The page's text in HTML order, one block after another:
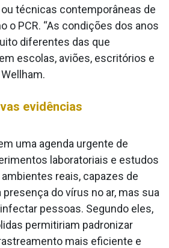
técnicas contemporâneas de
o PCR. “As condições dos anos
diferentes das que
escolas, aviões, escritórios e
evidências
uma agenda urgente de
laboratoriais e estudos
reais, capazes de
presença do vírus no ar, mas sua
pessoas. Segundo eles,
permitiriam padronizar
mais eficiente e